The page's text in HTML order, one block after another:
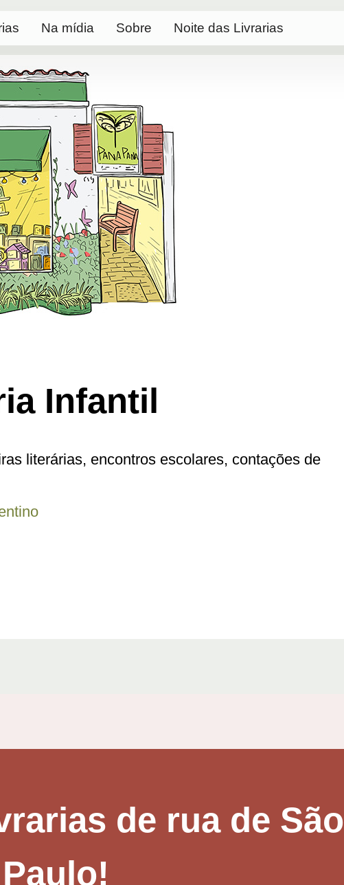
Na mídia Sobre Noite das Livrarias
Infantil
literárias, encontros escolares, contações de
de rua de São
Paulo!